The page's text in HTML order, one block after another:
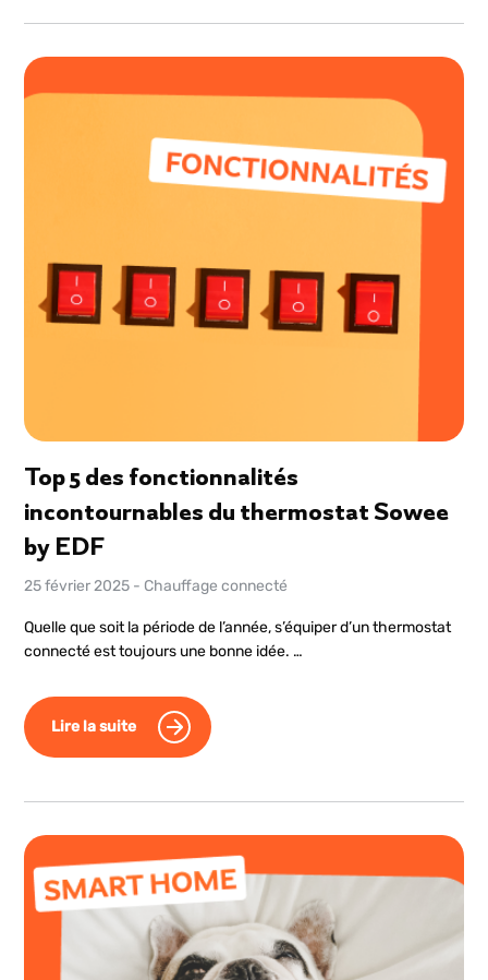
Top 5 des fonctionnalités
incontournables du thermostat Sowee
by EDF
25 février 2025 - Chauffage connecté
Quelle que soit la période de l’année, s’équiper d’un thermostat
connecté est toujours une bonne idée. …
Lire la suite